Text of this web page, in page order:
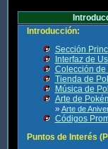
Introducción:
Sección
Interfaz de
Colección de
Tienda de
Música de
Arte de
» Arte de
Códigos
Puntos de Interés